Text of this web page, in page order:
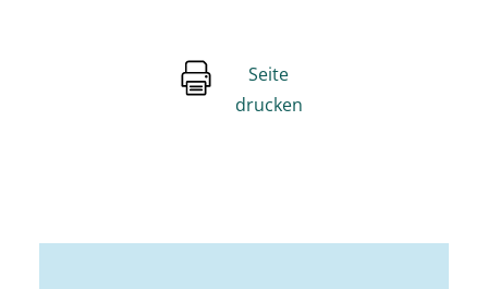
Seite
drucken